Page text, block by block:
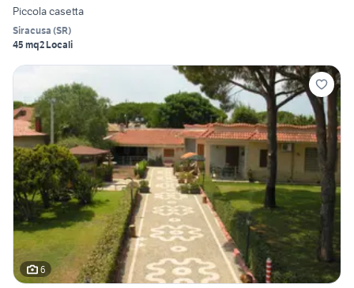
Piccola casetta
Siracusa (SR)
45 mq2 Locali
6